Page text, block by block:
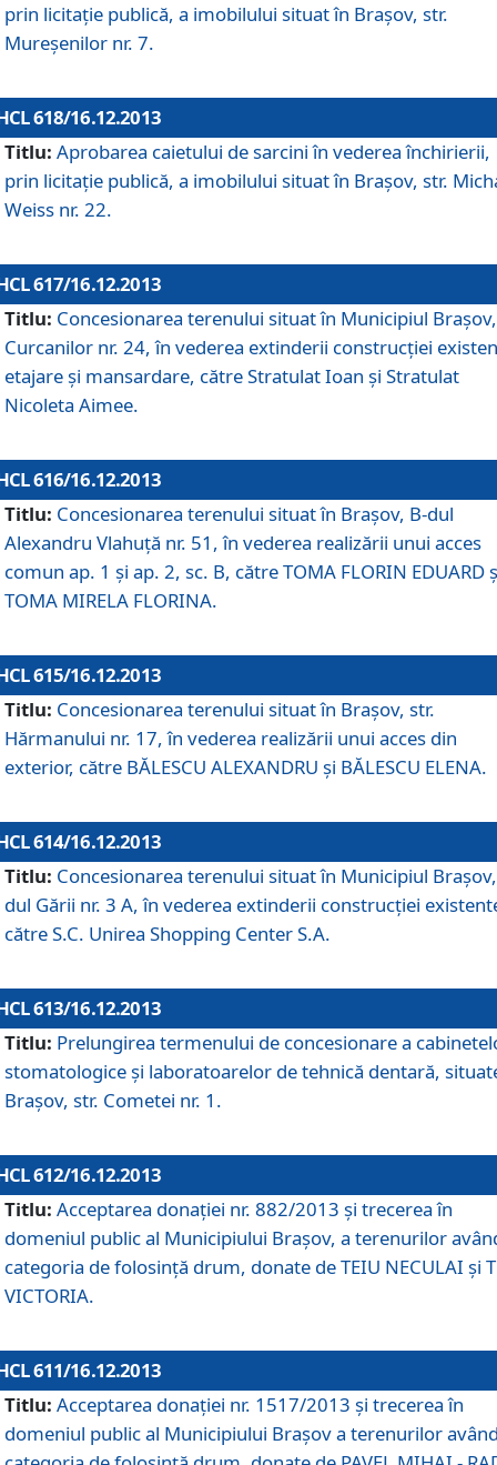
prin licitaţie publică, a imobilului situat în Braşov, str.
Mureşenilor nr. 7.
618/16.12.2013
Titlu: Aprobarea caietului de sarcini în vederea închirierii,
prin licitaţie publică, a imobilului situat în Braşov, str.
Weiss nr. 22.
617/16.12.2013
Titlu: Concesionarea terenului situat în Municipiul
Curcanilor nr. 24, în vederea extinderii construcţiei
etajare şi mansardare, către Stratulat Ioan şi Stratulat
Nicoleta Aimee.
616/16.12.2013
Titlu: Concesionarea terenului situat în Braşov, B-dul
Alexandru Vlahuţă nr. 51, în vederea realizării unui acces
comun ap. 1 şi ap. 2, sc. B, către TOMA FLORIN EDUARD
TOMA MIRELA FLORINA.
615/16.12.2013
Titlu: Concesionarea terenului situat în Braşov, str.
Hărmanului nr. 17, în vederea realizării unui acces din
exterior, către BĂLESCU ALEXANDRU şi BĂLESCU ELENA.
614/16.12.2013
Titlu: Concesionarea terenului situat în Municipiul
dul Gării nr. 3 A, în vederea extinderii construcţiei
către S.C. Unirea Shopping Center S.A.
613/16.12.2013
Titlu: Prelungirea termenului de concesionare a
stomatologice şi laboratoarelor de tehnică dentară,
Braşov, str. Cometei nr. 1.
612/16.12.2013
Titlu: Acceptarea donaţiei nr. 882/2013 şi trecerea în
domeniul public al Municipiului Braşov, a terenurilor
categoria de folosinţă drum, donate de TEIU NECULAI şi
VICTORIA.
611/16.12.2013
Titlu: Acceptarea donaţiei nr. 1517/2013 şi trecerea în
domeniul public al Municipiului Braşov a terenurilor